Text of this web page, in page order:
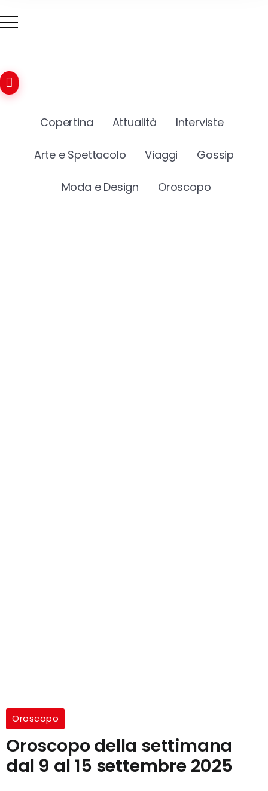
Copertina Attualità Interviste
Arte e Spettacolo Viaggi Gossip
Moda e Design Oroscopo
Oroscopo
Oroscopo della settimana
dal 9 al 15 settembre 2025